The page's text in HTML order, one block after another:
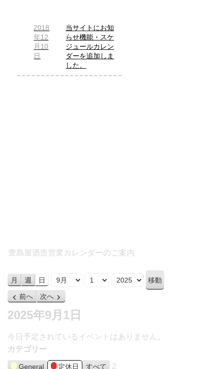
2018
年12
月10
日
当サイトにお知
らせ機能・スケ
ジュールカレン
ダーを追加しま
した。
豊島屋酒造営業カレンダーのご案内
月 週 日 月 日 年
前へ 次へ
2025年9月1日
今日予定されているイベントはありません。
カテゴリー
General 定休日 すべて 2